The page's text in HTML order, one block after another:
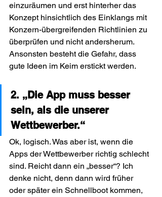
einzuräumen und erst hinterher das
Konzept hinsichtlich des Einklangs mit
Konzern-übergreifenden Richtlinien zu
überprüfen und nicht andersherum.
Ansonsten besteht die Gefahr, dass
gute Ideen im Keim erstickt werden.
2. „Die App muss besser
sein, als die unserer
Wettbewerber.“
Ok, logisch. Was aber ist, wenn die
Apps der Wettbewerber richtig schlecht
sind. Reicht dann ein „besser“? Ich
denke nicht, denn dann wird früher
oder später ein Schnellboot kommen,